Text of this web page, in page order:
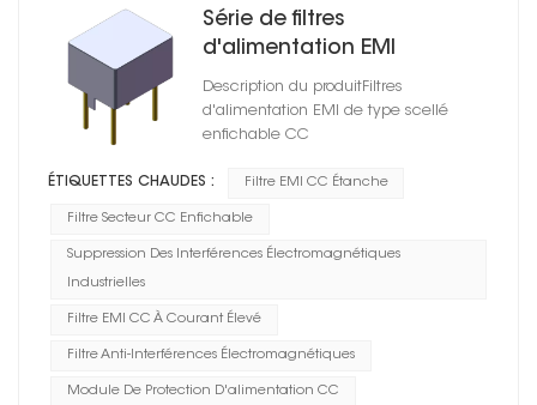
Série de filtres
d'alimentation EMI
étanches CC enfichables
à la torche
Description du produitFiltres
d'alimentation EMI de type scellé
enfichable CC
ÉTIQUETTES CHAUDES : Filtre EMI CC Étanche
Filtre Secteur CC Enfichable
Suppression Des Interférences Électromagnétiques
Industrielles
Filtre EMI CC À Courant Élevé
Filtre Anti-Interférences Électromagnétiques
Module De Protection D'alimentation CC